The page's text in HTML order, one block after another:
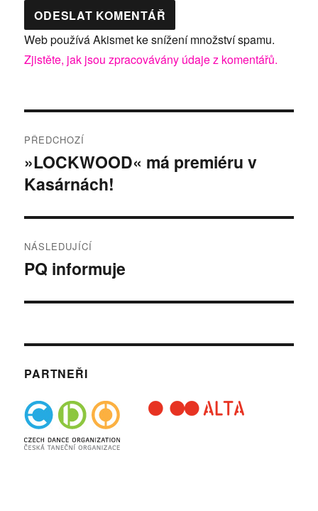
Web používá Akismet ke snížení množství spamu.
Zjistěte, jak jsou zpracovávány údaje z komentářů.
pro
příspěvek
PŘEDCHOZÍ
Předchozí
příspěvek:
»LOCKWOOD« má premiéru v
Kasárnách!
NÁSLEDUJÍCÍ
Následující
PQ informuje
PARTNEŘI